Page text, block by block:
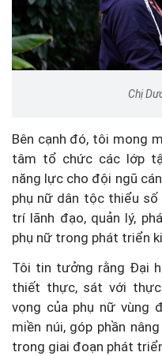
Chị
Bên cạnh đó, tôi mong
tâm tổ chức các lớp
năng lực cho đội ngũ
phụ nữ dân tộc thiểu số
trí lãnh đạo, quản lý,
phụ nữ trong phát triển
Tôi tin tưởng rằng Đại
thiết thực, sát với
vọng của phụ nữ vùng
miền núi, góp phần
trong giai đoạn phát